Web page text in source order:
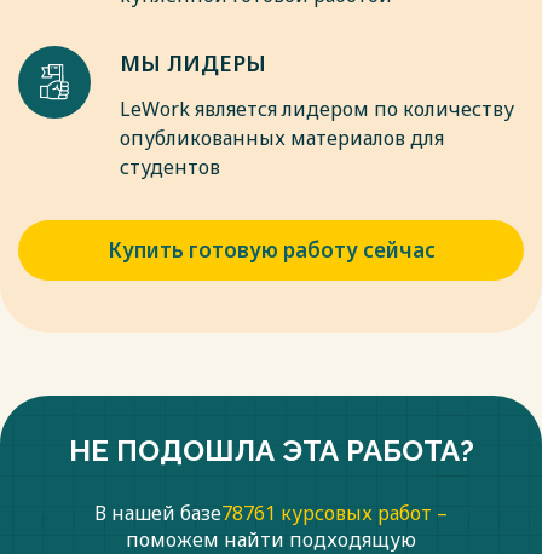
2018. — 384 c.
30. Норина С.Н. Бухгалтерский учет и отчетность. Учебник
для бакалавров. — М.: Дашков и К, 2020. — 402 c.
Весь текст будет доступенпосле покупки
МЫ ЛИДЕРЫ
LeWork является лидером по количеству
опубликованных материалов для
студентов
Купить готовую работу сейчас
НЕ ПОДОШЛА ЭТА РАБОТА?
В нашей базе78761 курсовых работ –
поможем найти подходящую